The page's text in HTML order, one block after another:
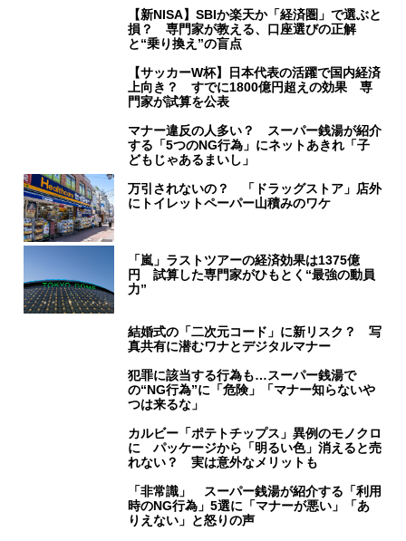
【新NISA】SBIか楽天か「経済圏」で選ぶと
損？ 専門家が教える、口座選びの正解
と“乗り換え”の盲点
【サッカーW杯】日本代表の活躍で国内経済
上向き？ すでに1800億円超えの効果 専
門家が試算を公表
マナー違反の人多い？ スーパー銭湯が紹介
する「5つのNG行為」にネットあきれ「子
どもじゃあるまいし」
万引されないの？ 「ドラッグストア」店外
にトイレットペーパー山積みのワケ
「嵐」ラストツアーの経済効果は1375億
円 試算した専門家がひもとく“最強の動員
力”
結婚式の「二次元コード」に新リスク？ 写
真共有に潜むワナとデジタルマナー
犯罪に該当する行為も…スーパー銭湯で
の“NG行為”に「危険」「マナー知らないや
つは来るな」
カルビー「ポテトチップス」異例のモノクロ
に パッケージから「明るい色」消えると売
れない？ 実は意外なメリットも
「非常識」 スーパー銭湯が紹介する「利用
時のNG行為」5選に「マナーが悪い」「あ
りえない」と怒りの声